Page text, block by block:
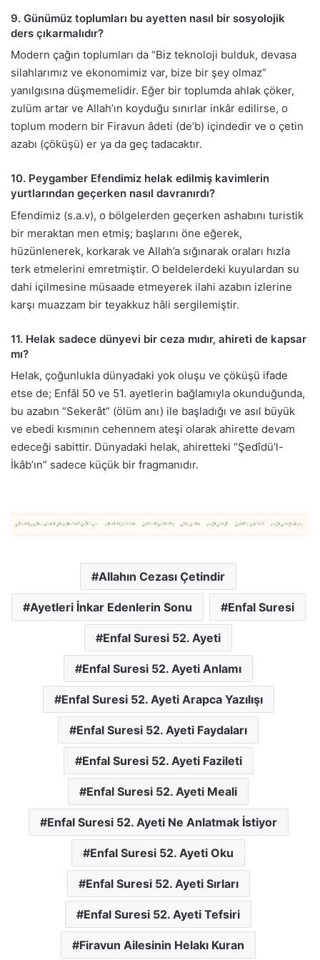
9. Günümüz toplumları bu ayetten nasıl bir sosyolojik
ders çıkarmalıdır?
Modern çağın toplumları da “Biz teknoloji bulduk, devasa
silahlarımız ve ekonomimiz var, bize bir şey olmaz”
yanılgısına düşmemelidir. Eğer bir toplumda ahlak çöker,
zulüm artar ve Allah’ın koyduğu sınırlar inkâr edilirse, o
toplum modern bir Firavun âdeti (de’b) içindedir ve o çetin
azabı (çöküşü) er ya da geç tadacaktır.
10. Peygamber Efendimiz helak edilmiş kavimlerin
yurtlarından geçerken nasıl davranırdı?
Efendimiz (s.a.v), o bölgelerden geçerken ashabını turistik
bir meraktan men etmiş; başlarını öne eğerek,
hüzünlenerek, korkarak ve Allah’a sığınarak oraları hızla
terk etmelerini emretmiştir. O beldelerdeki kuyulardan su
dahi içilmesine müsaade etmeyerek ilahi azabın izlerine
karşı muazzam bir teyakkuz hâli sergilemiştir.
11. Helak sadece dünyevi bir ceza mıdır, ahireti de kapsar
mı?
Helak, çoğunlukla dünyadaki yok oluşu ve çöküşü ifade
etse de; Enfâl 50 ve 51. ayetlerin bağlamıyla okunduğunda,
bu azabın “Sekerât” (ölüm anı) ile başladığı ve asıl büyük
ve ebedi kısmının cehennem ateşi olarak ahirette devam
edeceği sabittir. Dünyadaki helak, ahiretteki “Şedîdü’l-
İkâb’ın” sadece küçük bir fragmanıdır.
Allahın Cezası Çetindir
Ayetleri İnkar Edenlerin Sonu Enfal Suresi
Enfal Suresi 52. Ayeti
Enfal Suresi 52. Ayeti Anlamı
Enfal Suresi 52. Ayeti Arapca Yazılışı
Enfal Suresi 52. Ayeti Faydaları
Enfal Suresi 52. Ayeti Fazileti
Enfal Suresi 52. Ayeti Meali
Enfal Suresi 52. Ayeti Ne Anlatmak İstiyor
Enfal Suresi 52. Ayeti Oku
Enfal Suresi 52. Ayeti Sırları
Enfal Suresi 52. Ayeti Tefsiri
Firavun Ailesinin Helakı Kuran